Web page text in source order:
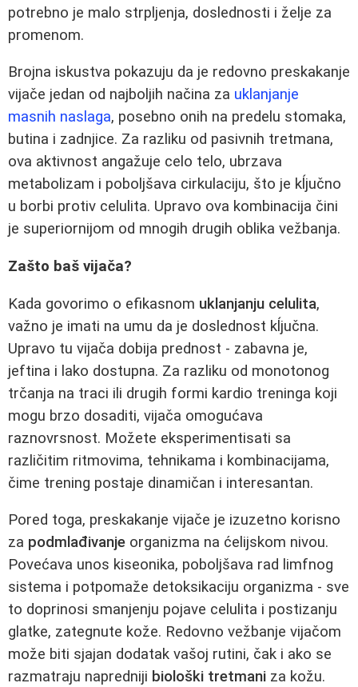
potrebno je malo strpljenja, doslednosti i želje za
promenom.
Brojna iskustva pokazuju da je redovno preskakanje
vijače jedan od najboljih načina za uklanjanje
masnih naslaga, posebno onih na predelu stomaka,
butina i zadnjice. Za razliku od pasivnih tretmana,
ova aktivnost angažuje celo telo, ubrzava
metabolizam i poboljšava cirkulaciju, što je kĺjučno
u borbi protiv celulita. Upravo ova kombinacija čini
je superiornijom od mnogih drugih oblika vežbanja.
Zašto baš vijača?
Kada govorimo o efikasnom uklanjanju celulita,
važno je imati na umu da je doslednost kĺjučna.
Upravo tu vijača dobija prednost - zabavna je,
jeftina i lako dostupna. Za razliku od monotonog
trčanja na traci ili drugih formi kardio treninga koji
mogu brzo dosaditi, vijača omogućava
raznovrsnost. Možete eksperimentisati sa
različitim ritmovima, tehnikama i kombinacijama,
čime trening postaje dinamičan i interesantan.
Pored toga, preskakanje vijače je izuzetno korisno
za podmlađivanje organizma na ćelijskom nivou.
Povećava unos kiseonika, poboljšava rad limfnog
sistema i potpomaže detoksikaciju organizma - sve
to doprinosi smanjenju pojave celulita i postizanju
glatke, zategnute kože. Redovno vežbanje vijačom
može biti sjajan dodatak vašoj rutini, čak i ako se
razmatraju napredniji biološki tretmani za kožu.